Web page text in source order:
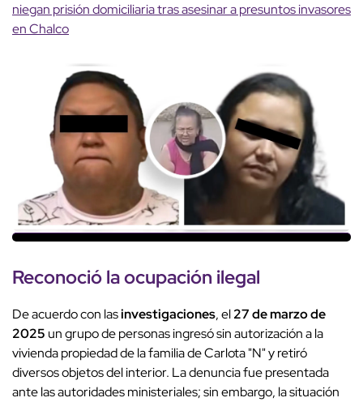
niegan prisión domiciliaria tras asesinar a presuntos invasores
en Chalco
Reconoció laocupación ilegal
De acuerdo con lasinvestigaciones, el27 de marzo de
2025 un grupo de personas ingresó sin autorización a la
vivienda propiedad de la familia de Carlota "N" y retiró
diversos objetos del interior. La denuncia fue presentada
ante las autoridades ministeriales; sin embargo, la situación